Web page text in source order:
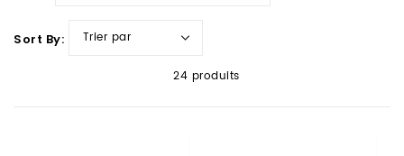
Sort By:
24 produits